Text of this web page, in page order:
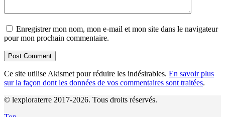
Enregistrer mon nom, mon e-mail et mon site dans le navigateur
pour mon prochain commentaire.
Ce site utilise Akismet pour réduire les indésirables. En savoir plus
sur la façon dont les données de vos commentaires sont traitées.
© lexploraterre 2017-2026. Tous droits réservés.